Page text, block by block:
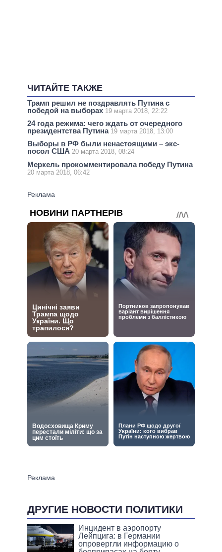
ЧИТАЙТЕ ТАКЖЕ
Трамп решил не поздравлять Путина с
победой на выборах 19 марта 2018, 22:22
24 года режима: чего ждать от очередного
президентства Путина 19 марта 2018, 13:00
Выборы в РФ были ненастоящими – экс-
посол США 20 марта 2018, 08:24
Меркель прокомментировала победу Путина
20 марта 2018, 06:42
ДРУГИЕ НОВОСТИ ПОЛИТИКИ
Инцидент в аэропорту
Лейпцига: в Германии
опровергли информацию о